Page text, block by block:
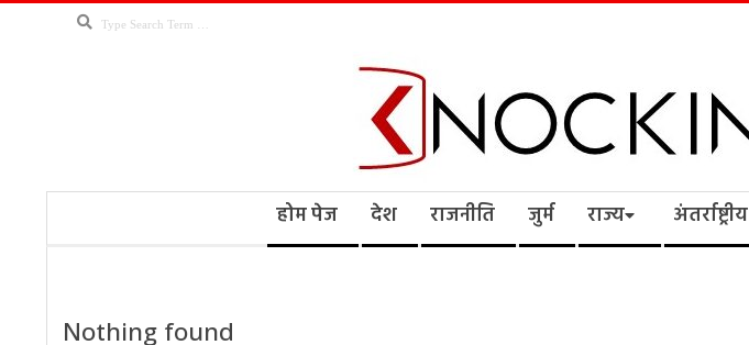
Search
Knocking
होम पेज देश राजनीति जुर्म राज्य अंतर्राष्ट्रीय
Nothing found